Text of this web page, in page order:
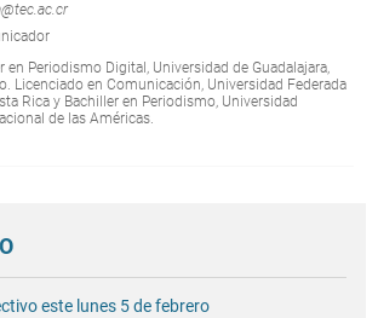
en Periodismo Digital, Universidad de Guadalajara,
Licenciado en Comunicación, Universidad Federada
Rica y Bachiller en Periodismo, Universidad
de las Américas.
este lunes 5 de febrero